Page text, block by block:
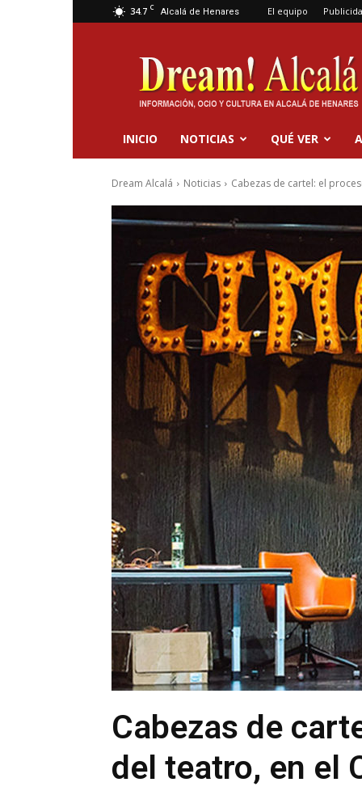
34.7 C Alcalá de Henares El equipo
Dream
Alcalá
INICIO NOTICIAS QUÉ VER
Dream Alcalá Noticias Cabezas de cartel: el
Cabezas de
del teatro, en el